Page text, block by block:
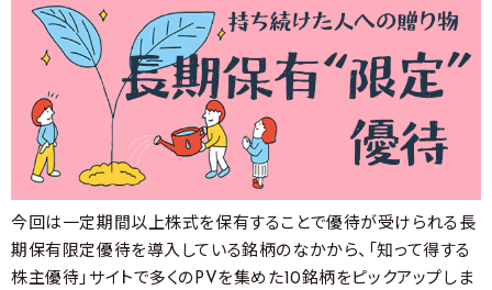
今回は一定期間以上株式を保有することで優待が受けられる長
期保有限定優待を導入している銘柄のなかから、「知って得する
株主優待」サイトで多くのPVを集めた10銘柄をピックアップしま